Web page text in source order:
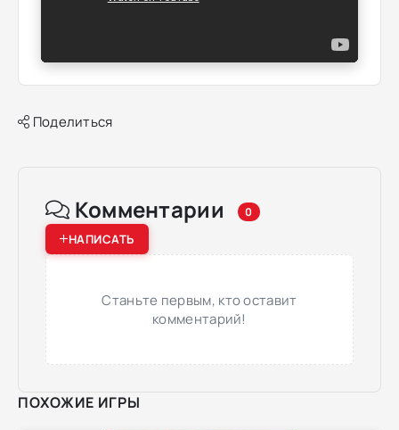
Поделиться
Комментарии 0
НАПИСАТЬ
Станьте первым, кто оставит
комментарий!
ПОХОЖИЕ ИГРЫ